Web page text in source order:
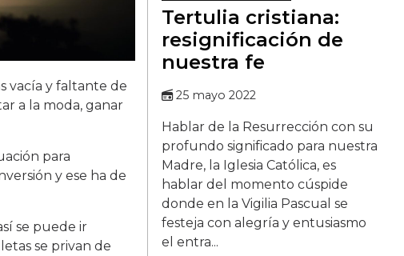
vacía y faltante de
a la moda, ganar
para
y ese ha de
se puede ir
se privan de
Tertulia cristiana:
resignificación de
nuestra fe
25 mayo 2022
Hablar de la Resurrección con su
profundo significado para nuestra
Madre, la Iglesia Católica, es
hablar del momento cúspide
donde en la Vigilia Pascual se
festeja con alegría y entusiasmo
el entra...